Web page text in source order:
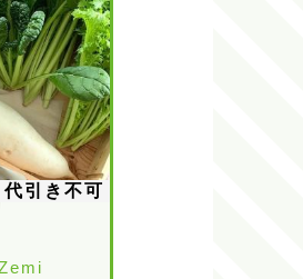
代引き不可